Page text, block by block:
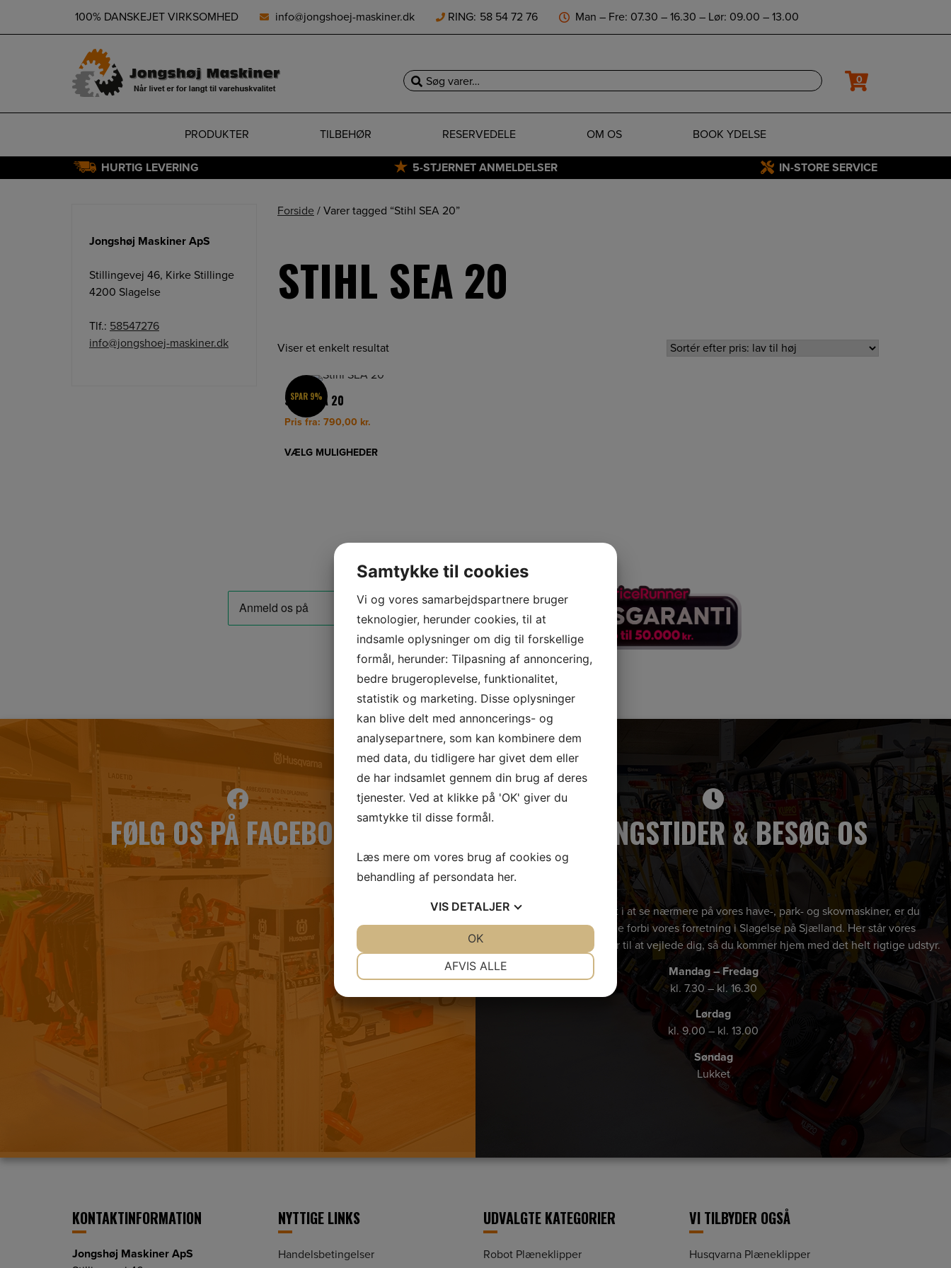
100% DANSKEJET VIRKSOMHED info@jongshoej-maskiner.dk RING: 58 54 72 76 Man – Fre: 07.30 – 16.30 – Lør: 09.00 – 13.00
0
Søg
PRODUKTER TILBEHØR RESERVEDELE OM OS BOOK YDELSE
HURTIG LEVERING 5-STJERNET ANMELDELSER IN-STORE SERVICE
Forside / Varer tagged “Stihl SEA 20”
STIHL SEA 20
Viser et enkelt resultat
SPAR 9%
Stihl SEA 20
Pris fra: 790,00 kr.
VÆLG MULIGHEDER
Jongshøj Maskiner ApS
Stillingevej 46, Kirke Stillinge
4200 Slagelse
Tlf.: 58547276
info@jongshoej-maskiner.dk
FØLG OS PÅ FACEBOOK ÅBNINGSTIDER & BESØG OS
Hvis du er interesseret i at se nærmere på vores have-, park- og skovmaskiner, er du
velkommen til at kigge forbi vores forretning i Slagelse på Sjælland. Her står vores
kompetente salgsteam klar til at vejlede dig, så du kommer hjem med det helt rigtige udstyr.
Mandag – Fredag
kl. 7.30 – kl. 16.30
Lørdag
kl. 9.00 – kl. 13.00
Søndag
Lukket
KONTAKTINFORMATION
Jongshøj Maskiner ApS
NYTTIGE LINKS
Handelsbetingelser
UDVALGTE KATEGORIER
Robot Plæneklipper
VI TILBYDER OGSÅ
Husqvarna Plæneklipper
Samtykke til cookies
Vi og vores samarbejdspartnere bruger
teknologier, herunder cookies, til at
indsamle oplysninger om dig til forskellige
formål, herunder: Tilpasning af annoncering,
bedre brugeroplevelse, funktionalitet,
statistik og marketing. Disse oplysninger
kan blive delt med annoncerings- og
analysepartnere, som kan kombinere dem
med data, du tidligere har givet dem eller
de har indsamlet gennem din brug af deres
tjenester. Ved at klikke på 'OK' giver du
samtykke til disse formål.
Læs mere om vores brug af cookies og
behandling af persondata her.
VIS DETALJER
MARKETING
AFVIS ALLE
OK